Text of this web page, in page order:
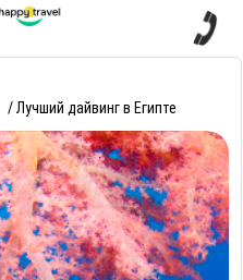
/Лучший дайвинг в Египте